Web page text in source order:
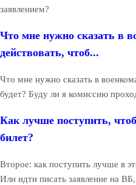
заявлением?
Что мне нужно сказать в
действовать, чтоб...
Что мне нужно сказать в
будет? Буду ли я комиссию
Как лучше поступить,
билет?
Второе: как поступить лучше в
Или идти писать заявление на